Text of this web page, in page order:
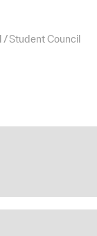
Student Council